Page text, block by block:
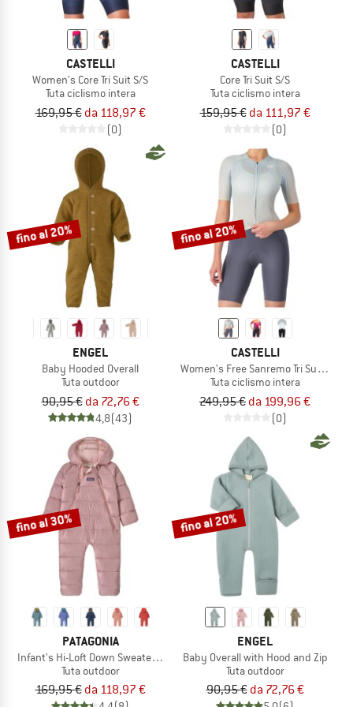
CASTELLI
Women's Core Tri Suit S/S
Tuta ciclismo intera
169,95 € da 118,97 €
(0)
CASTELLI
Core Tri Suit S/S
Tuta ciclismo intera
159,95 € da 111,97 €
(0)
fino al 20%
ENGEL
Baby Hooded Overall
Tuta outdoor
90,95 € da 72,76 €
4,8(43)
fino al 20%
CASTELLI
Women's Free Sanremo Tri Suit S/S
Tuta ciclismo intera
249,95 € da 199,96 €
(0)
fino al 30%
PATAGONIA
Infant's Hi-Loft Down Sweater Bunting
Tuta outdoor
169,95 € da 118,97 €
fino al 20%
ENGEL
Baby Overall with Hood and Zip
Tuta outdoor
90,95 € da 72,76 €